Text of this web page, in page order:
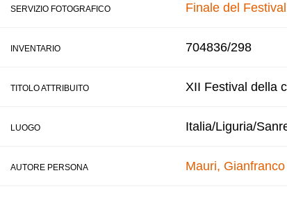
SERVIZIO FOTOGRAFICO Finale del
INVENTARIO 704836/298
TITOLO ATTRIBUITO XII Festival della
LUOGO Italia/Liguria/
AUTORE PERSONA Mauri, Gianfranco